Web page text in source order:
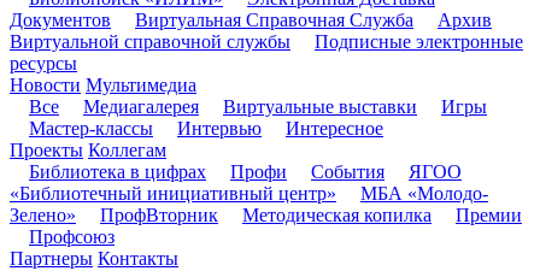
Документов
Виртуальная Справочная Служба
Архив
Виртуальной справочной службы
Подписные электронные
ресурсы
Новости Мультимедиа
Все
Медиагалерея Виртуальные выставки
Игры
Мастер-классы
Интервью
Интересное
Проекты Коллегам
Библиотека в цифрах
Профи События
ЯГОО
«Библиотечный инициативный центр»
МБА «Молодо-
Зелено»
ПрофВторник Методическая копилка
Премии
Профсоюз
Партнеры Контакты